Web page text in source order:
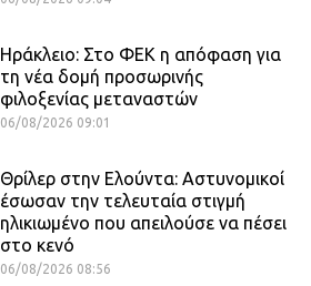
Ηράκλειο: Στο ΦΕΚ η απόφαση για
τη νέα δομή προσωρινής
φιλοξενίας μεταναστών
06/08/2026 09:01
Θρίλερ στην Ελούντα: Αστυνομικοί
έσωσαν την τελευταία στιγμή
ηλικιωμένο που απειλούσε να πέσει
στο κενό
06/08/2026 08:56